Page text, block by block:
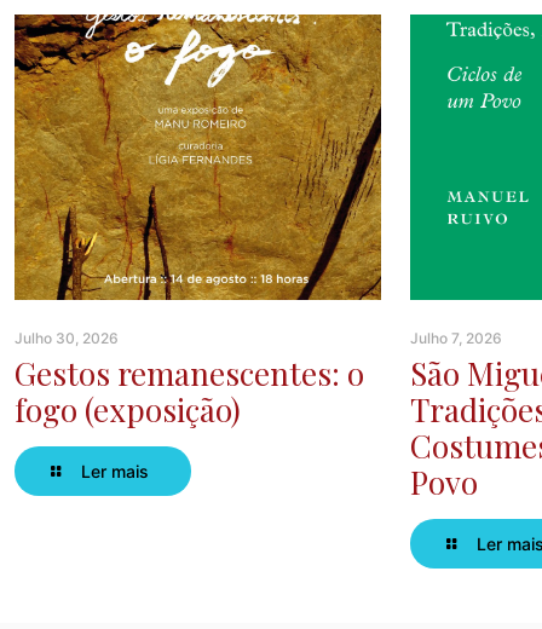
Julho 30, 2026
Gestos remanescentes: o
fogo (exposição)
Ler mais
Julho 7, 2026
São
Povo
Ler